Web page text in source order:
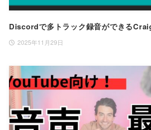
Discordで多トラック録音ができる
2025年11月29日